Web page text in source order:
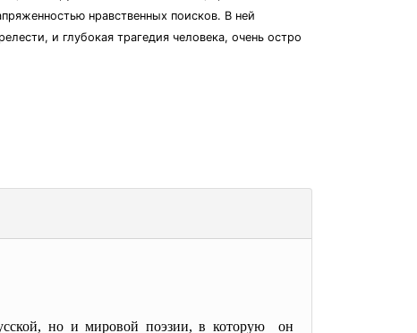
нравственных поисков. В ней
и глубокая трагедия человека, очень остро
но и мировой поэзии, в которую он